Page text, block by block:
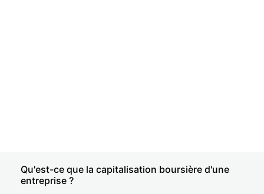
Qu'est-ce que la capitalisation boursière d'une
entreprise ?